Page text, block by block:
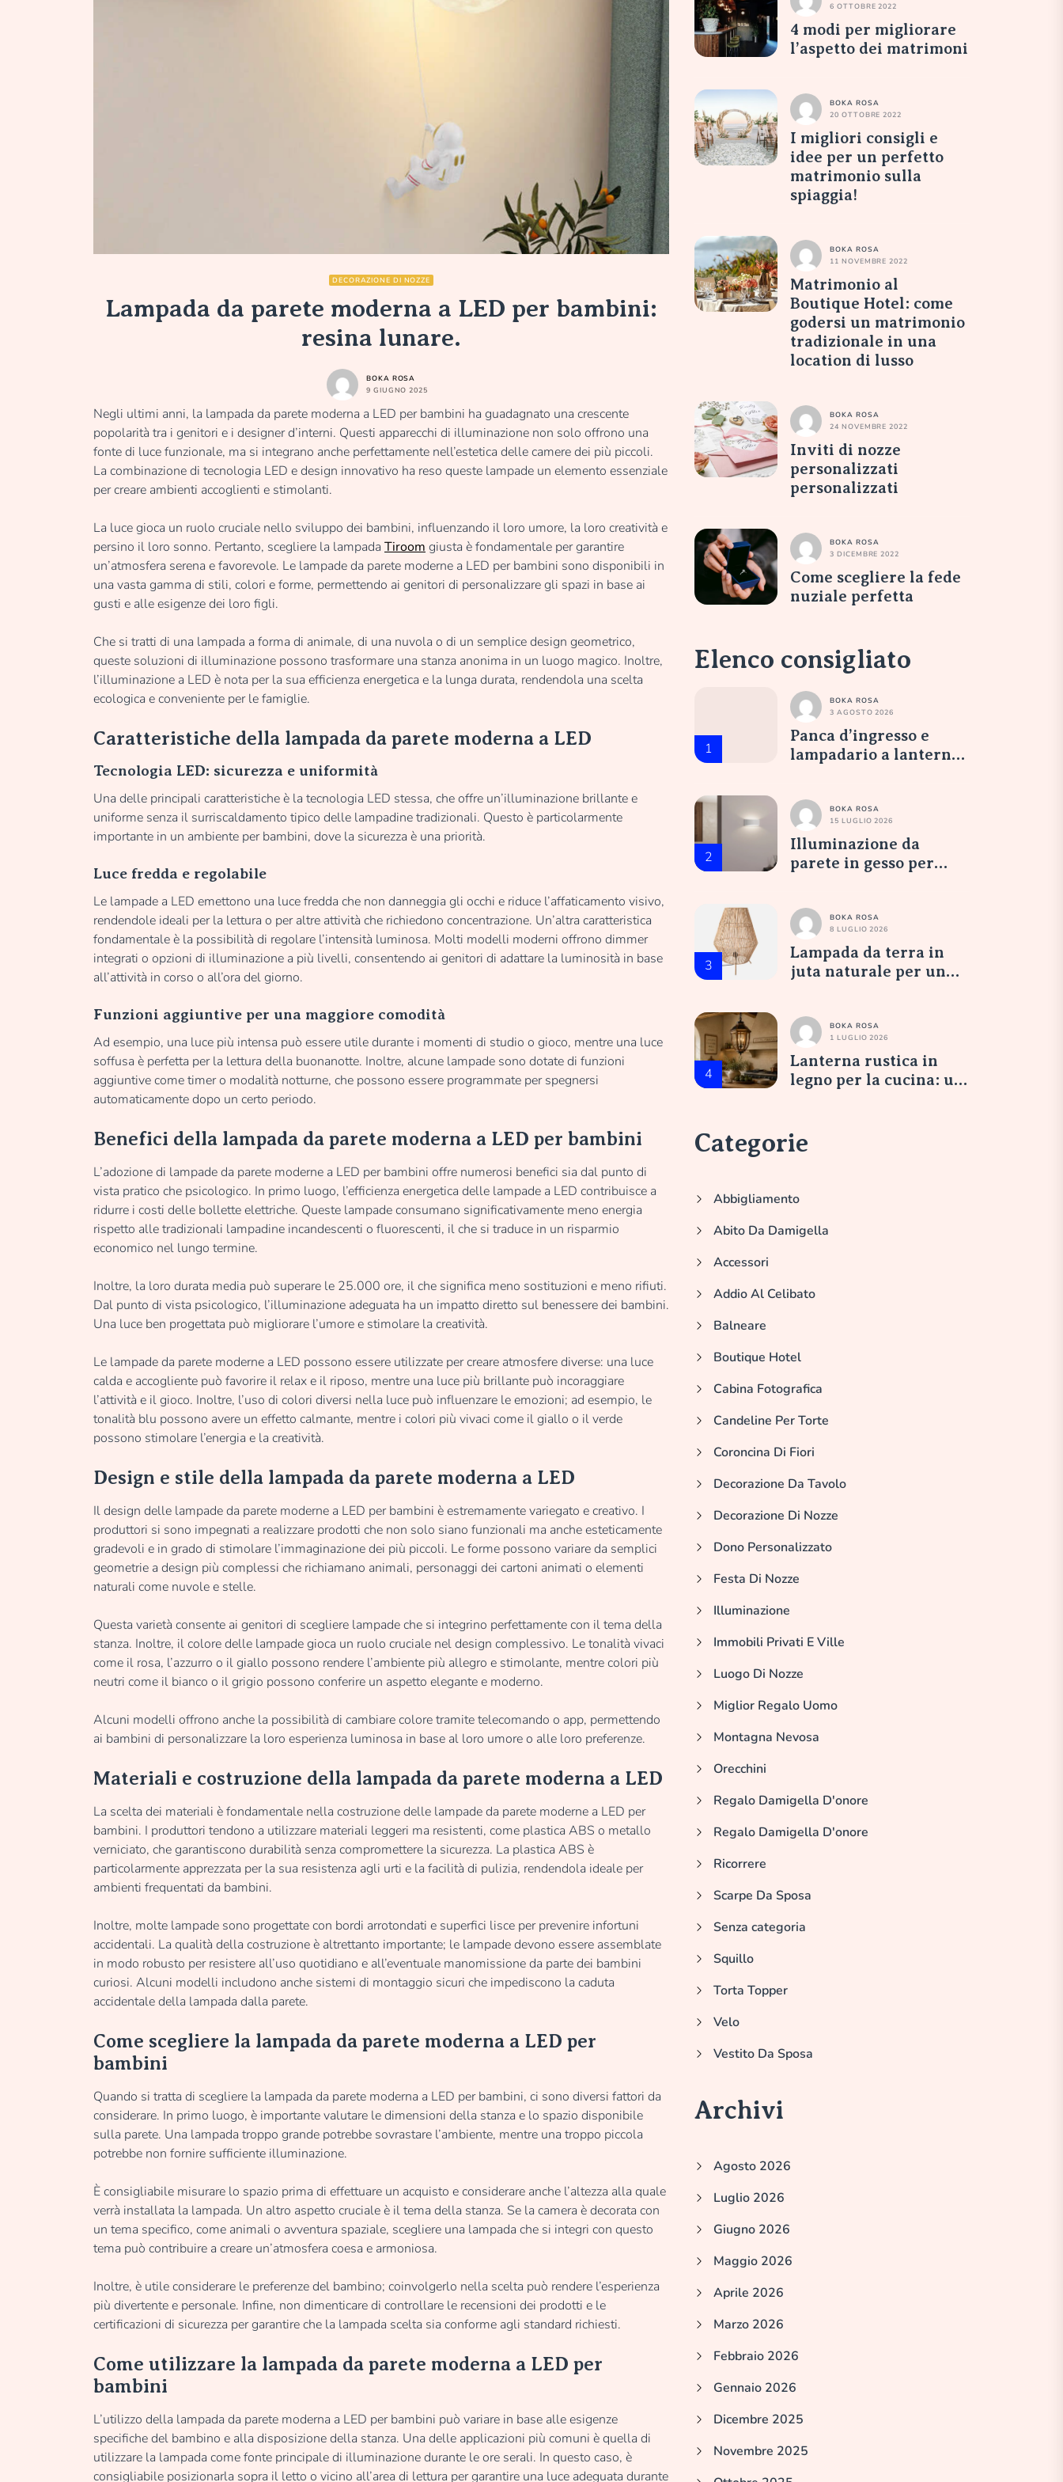
DECORAZIONE DI NOZZE
Lampada da parete moderna a LED per bambini:
resina lunare.
BOKA ROSA
9 GIUGNO 2025
Negli ultimi anni, la lampada da parete moderna a LED per bambini ha guadagnato una crescente
popolarità tra i genitori e i designer d’interni. Questi apparecchi di illuminazione non solo offrono una
fonte di luce funzionale, ma si integrano anche perfettamente nell’estetica delle camere dei più piccoli.
La combinazione di tecnologia LED e design innovativo ha reso queste lampade un elemento essenziale
per creare ambienti accoglienti e stimolanti.
La luce gioca un ruolo cruciale nello sviluppo dei bambini, influenzando il loro umore, la loro creatività e
persino il loro sonno. Pertanto, scegliere la lampada Tiroom giusta è fondamentale per garantire
un’atmosfera serena e favorevole. Le lampade da parete moderne a LED per bambini sono disponibili in
una vasta gamma di stili, colori e forme, permettendo ai genitori di personalizzare gli spazi in base ai
gusti e alle esigenze dei loro figli.
Che si tratti di una lampada a forma di animale, di una nuvola o di un semplice design geometrico,
queste soluzioni di illuminazione possono trasformare una stanza anonima in un luogo magico. Inoltre,
l’illuminazione a LED è nota per la sua efficienza energetica e la lunga durata, rendendola una scelta
ecologica e conveniente per le famiglie.
Caratteristiche della lampada da parete moderna a LED
Tecnologia LED: sicurezza e uniformità
Una delle principali caratteristiche è la tecnologia LED stessa, che offre un’illuminazione brillante e
uniforme senza il surriscaldamento tipico delle lampadine tradizionali. Questo è particolarmente
importante in un ambiente per bambini, dove la sicurezza è una priorità.
Luce fredda e regolabile
Le lampade a LED emettono una luce fredda che non danneggia gli occhi e riduce l’affaticamento visivo,
rendendole ideali per la lettura o per altre attività che richiedono concentrazione. Un’altra caratteristica
fondamentale è la possibilità di regolare l’intensità luminosa. Molti modelli moderni offrono dimmer
integrati o opzioni di illuminazione a più livelli, consentendo ai genitori di adattare la luminosità in base
all’attività in corso o all’ora del giorno.
Funzioni aggiuntive per una maggiore comodità
Ad esempio, una luce più intensa può essere utile durante i momenti di studio o gioco, mentre una luce
soffusa è perfetta per la lettura della buonanotte. Inoltre, alcune lampade sono dotate di funzioni
aggiuntive come timer o modalità notturne, che possono essere programmate per spegnersi
automaticamente dopo un certo periodo.
Benefici della lampada da parete moderna a LED per bambini
L’adozione di lampade da parete moderne a LED per bambini offre numerosi benefici sia dal punto di
vista pratico che psicologico. In primo luogo, l’efficienza energetica delle lampade a LED contribuisce a
ridurre i costi delle bollette elettriche. Queste lampade consumano significativamente meno energia
rispetto alle tradizionali lampadine incandescenti o fluorescenti, il che si traduce in un risparmio
economico nel lungo termine.
Inoltre, la loro durata media può superare le 25.000 ore, il che significa meno sostituzioni e meno rifiuti.
Dal punto di vista psicologico, l’illuminazione adeguata ha un impatto diretto sul benessere dei bambini.
Una luce ben progettata può migliorare l’umore e stimolare la creatività.
Le lampade da parete moderne a LED possono essere utilizzate per creare atmosfere diverse: una luce
calda e accogliente può favorire il relax e il riposo, mentre una luce più brillante può incoraggiare
l’attività e il gioco. Inoltre, l’uso di colori diversi nella luce può influenzare le emozioni; ad esempio, le
tonalità blu possono avere un effetto calmante, mentre i colori più vivaci come il giallo o il verde
possono stimolare l’energia e la creatività.
Design e stile della lampada da parete moderna a LED
Il design delle lampade da parete moderne a LED per bambini è estremamente variegato e creativo. I
produttori si sono impegnati a realizzare prodotti che non solo siano funzionali ma anche esteticamente
gradevoli e in grado di stimolare l’immaginazione dei più piccoli. Le forme possono variare da semplici
geometrie a design più complessi che richiamano animali, personaggi dei cartoni animati o elementi
naturali come nuvole e stelle.
Questa varietà consente ai genitori di scegliere lampade che si integrino perfettamente con il tema della
stanza. Inoltre, il colore delle lampade gioca un ruolo cruciale nel design complessivo. Le tonalità vivaci
come il rosa, l’azzurro o il giallo possono rendere l’ambiente più allegro e stimolante, mentre colori più
neutri come il bianco o il grigio possono conferire un aspetto elegante e moderno.
Alcuni modelli offrono anche la possibilità di cambiare colore tramite telecomando o app, permettendo
ai bambini di personalizzare la loro esperienza luminosa in base al loro umore o alle loro preferenze.
Materiali e costruzione della lampada da parete moderna a LED
La scelta dei materiali è fondamentale nella costruzione delle lampade da parete moderne a LED per
bambini. I produttori tendono a utilizzare materiali leggeri ma resistenti, come plastica ABS o metallo
verniciato, che garantiscono durabilità senza compromettere la sicurezza. La plastica ABS è
particolarmente apprezzata per la sua resistenza agli urti e la facilità di pulizia, rendendola ideale per
ambienti frequentati da bambini.
Inoltre, molte lampade sono progettate con bordi arrotondati e superfici lisce per prevenire infortuni
accidentali. La qualità della costruzione è altrettanto importante; le lampade devono essere assemblate
in modo robusto per resistere all’uso quotidiano e all’eventuale manomissione da parte dei bambini
curiosi. Alcuni modelli includono anche sistemi di montaggio sicuri che impediscono la caduta
accidentale della lampada dalla parete.
Come scegliere la lampada da parete moderna a LED per
bambini
Quando si tratta di scegliere la lampada da parete moderna a LED per bambini, ci sono diversi fattori da
considerare. In primo luogo, è importante valutare le dimensioni della stanza e lo spazio disponibile
sulla parete. Una lampada troppo grande potrebbe sovrastare l’ambiente, mentre una troppo piccola
potrebbe non fornire sufficiente illuminazione.
È consigliabile misurare lo spazio prima di effettuare un acquisto e considerare anche l’altezza alla quale
verrà installata la lampada. Un altro aspetto cruciale è il tema della stanza. Se la camera è decorata con
un tema specifico, come animali o avventura spaziale, scegliere una lampada che si integri con questo
tema può contribuire a creare un’atmosfera coesa e armoniosa.
Inoltre, è utile considerare le preferenze del bambino; coinvolgerlo nella scelta può rendere l’esperienza
più divertente e personale. Infine, non dimenticare di controllare le recensioni dei prodotti e le
certificazioni di sicurezza per garantire che la lampada scelta sia conforme agli standard richiesti.
Come utilizzare la lampada da parete moderna a LED per
bambini
L’utilizzo della lampada da parete moderna a LED per bambini può variare in base alle esigenze
specifiche del bambino e alla disposizione della stanza. Una delle applicazioni più comuni è quella di
utilizzare la lampada come fonte principale di illuminazione durante le ore serali. In questo caso, è
consigliabile posizionarla sopra il letto o vicino all’area di lettura per garantire una luce adeguata durante
6 OTTOBRE 2022
4 modi per migliorare
l’aspetto dei matrimoni
BOKA ROSA
20 OTTOBRE 2022
I migliori consigli e
idee per un perfetto
matrimonio sulla
spiaggia!
BOKA ROSA
11 NOVEMBRE 2022
Matrimonio al
Boutique Hotel: come
godersi un matrimonio
tradizionale in una
location di lusso
BOKA ROSA
24 NOVEMBRE 2022
Inviti di nozze
personalizzati
personalizzati
BOKA ROSA
3 DICEMBRE 2022
Come scegliere la fede
nuziale perfetta
Elenco consigliato
1
BOKA ROSA
3 AGOSTO 2026
Panca d’ingresso e
lampadario a lanterna
elegante
2
BOKA ROSA
15 LUGLIO 2026
Illuminazione da
parete in gesso per
3
BOKA ROSA
8 LUGLIO 2026
Lampada da terra in
juta naturale per un
4
BOKA ROSA
1 LUGLIO 2026
Lanterna rustica in
legno per la cucina: un
Categorie
Abbigliamento
Abito Da Damigella
Accessori
Addio Al Celibato
Balneare
Boutique Hotel
Cabina Fotografica
Candeline Per Torte
Coroncina Di Fiori
Decorazione Da Tavolo
Decorazione Di Nozze
Dono Personalizzato
Festa Di Nozze
Illuminazione
Immobili Privati E Ville
Luogo Di Nozze
Miglior Regalo Uomo
Montagna Nevosa
Orecchini
Regalo Damigella D'onore
Regalo Damigella D'onore
Ricorrere
Scarpe Da Sposa
Senza categoria
Squillo
Torta Topper
Velo
Vestito Da Sposa
Archivi
Agosto 2026
Luglio 2026
Giugno 2026
Maggio 2026
Aprile 2026
Marzo 2026
Febbraio 2026
Gennaio 2026
Dicembre 2025
Novembre 2025